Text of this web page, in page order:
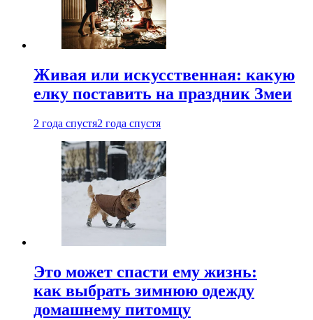
Живая или искусственная: какую
елку поставить на праздник Змеи
2 года спустя2 года спустя
Это может спасти ему жизнь:
как выбрать зимнюю одежду
домашнему питомцу